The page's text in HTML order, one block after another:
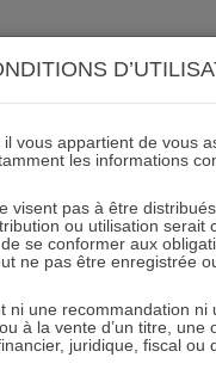
- Partagez l'article sur
vous appartient de vous
les informations
visent pas à être
ou utilisation serait
se conformer aux
ne pas être enregistrée
une recommandation ni
à la vente d’un titre,
juridique, fiscal ou